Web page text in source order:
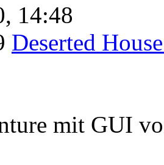
14:48
Deserted
mit GUI